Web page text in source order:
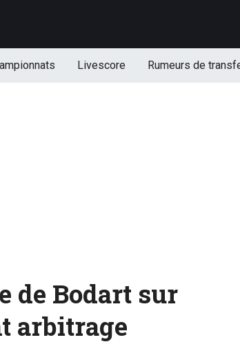
Livescore Rumeurs de
de Bodart sur
arbitrage